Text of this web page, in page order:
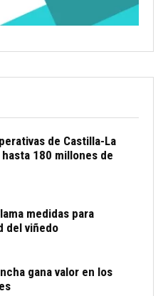
de Castilla-La
180 millones de
medidas para
del viñedo
gana valor en los